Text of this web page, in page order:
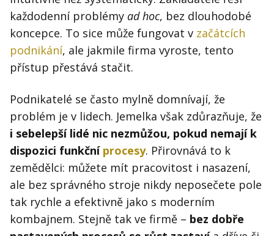
každodenní problémy ad hoc, bez dlouhodobé
koncepce. To sice může fungovat v začátcích
podnikání, ale jakmile firma vyroste, tento
přístup přestává stačit.
Podnikatelé se často mylně domnívají, že
problém je v lidech. Jemelka však zdůrazňuje, že
i sebelepší lidé nic nezmůžou, pokud nemají k
dispozici funkční procesy. Přirovnává to k
zemědělci: můžete mít pracovitost i nasazení,
ale bez správného stroje nikdy neposečete pole
tak rychle a efektivně jako s moderním
kombajnem. Stejně tak ve firmě – bez dobře